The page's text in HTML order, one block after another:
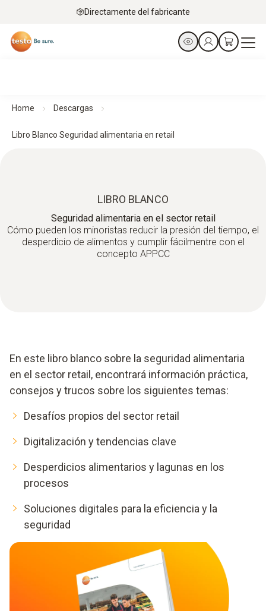
Directamente del fabricante
Home Descargas
Libro Blanco Seguridad alimentaria en retail
LIBRO BLANCO
Seguridad alimentaria en el sector retail
Cómo pueden los minoristas reducir la presión del tiempo, el
desperdicio de alimentos y cumplir fácilmentre con el
concepto APPCC
En este libro blanco sobre la seguridad alimentaria
en el sector retail, encontrará información práctica,
consejos y trucos sobre los siguientes temas:
Desafíos propios del sector retail
Digitalización y tendencias clave
Desperdicios alimentarios y lagunas en los
procesos
Soluciones digitales para la eficiencia y la
seguridad